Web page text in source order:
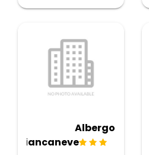
Albergo
Biancaneve